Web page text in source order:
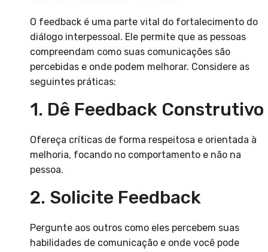
O feedback é uma parte vital do fortalecimento do
diálogo interpessoal. Ele permite que as pessoas
compreendam como suas comunicações são
percebidas e onde podem melhorar. Considere as
seguintes práticas:
1. Dê Feedback Construtivo
Ofereça críticas de forma respeitosa e orientada à
melhoria, focando no comportamento e não na
pessoa.
2. Solicite Feedback
Pergunte aos outros como eles percebem suas
habilidades de comunicação e onde você pode